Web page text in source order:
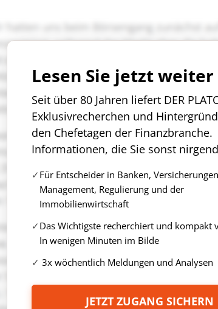
Lesen Sie jetzt weiter
Seit über 80 Jahren liefert DER
Exklusivrecherchen und
den Chefetagen der Finanzbranche.
Informationen, die Sie sonst
Für Entscheider in Banken,
Management, Regulierung und der
Immobilienwirtschaft
Das Wichtigste recherchiert und kompakt
In wenigen Minuten im Bilde
3x wöchentlich Meldungen und Analysen
JETZT ZUGANG SICHERN